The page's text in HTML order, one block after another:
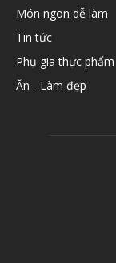
Món ngon dễ làm
Tin tức
Phụ gia thực phẩm
Ăn - Làm đẹp